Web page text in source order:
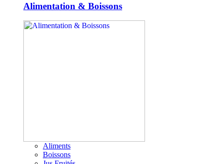
Alimentation & Boissons
Aliments
Boissons